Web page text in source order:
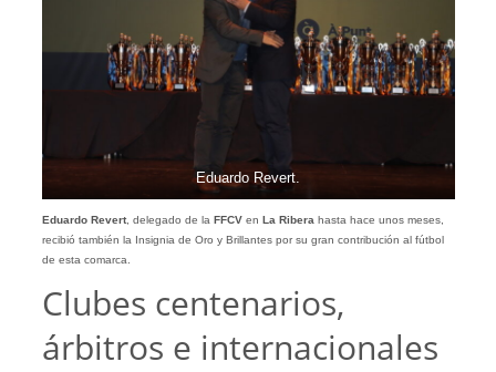
Eduardo Revert.
Eduardo Revert, delegado de laFFCVen La Riberahasta hace unos meses,
recibió también la Insignia de Oro y Brillantes por su gran contribución al fútbol
de esta comarca.
Clubes centenarios,
árbitros e internacionales